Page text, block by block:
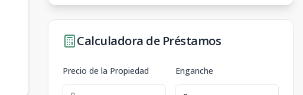
Calculadora de Préstamos
Precio de la Propiedad Enganche